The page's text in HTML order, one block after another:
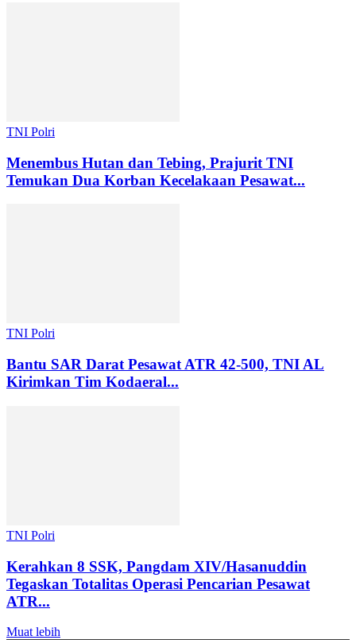
TNI Polri
Menembus Hutan dan Tebing, Prajurit TNI
Temukan Dua Korban Kecelakaan Pesawat...
TNI Polri
Bantu SAR Darat Pesawat ATR 42-500, TNI AL
Kirimkan Tim Kodaeral...
TNI Polri
Kerahkan 8 SSK, Pangdam XIV/Hasanuddin
Tegaskan Totalitas Operasi Pencarian Pesawat
ATR...
Muat lebih